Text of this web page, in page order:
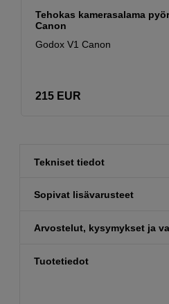
Tehokas kamerasalama
Canon
Godox V1 Canon
215 EUR
Tekniset tiedot
Sopivat lisävarusteet
Arvostelut, kysymykset ja
Tuotetiedot